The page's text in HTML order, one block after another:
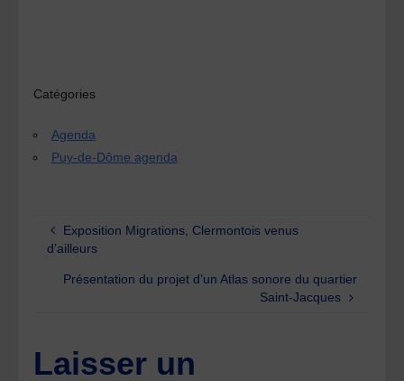
Catégories
Agenda
Puy-de-Dôme agenda
Exposition Migrations, Clermontois venus
d’ailleurs
Présentation du projet d’un Atlas sonore du quartier
Saint-Jacques
Laisser un